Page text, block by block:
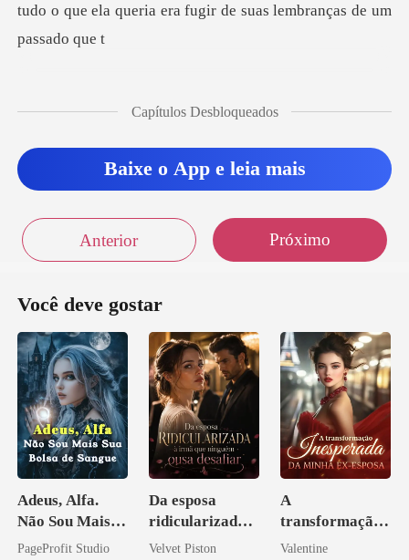
Capítulos Desbloqueados
Baixe o App e leia mais
Anterior Próximo
Você deve gostar
Adeus, Alfa.
Não Sou Mais
Sua Bolsa de
PageProfit Studio
Da esposa
ridicularizada à
irmã que
Velvet Piston
A
transformação
inesperada da
Valentine